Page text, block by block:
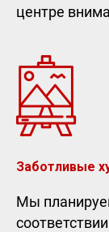
центре
Заботливые
Мы